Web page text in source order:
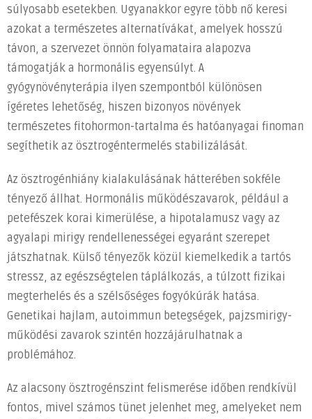
súlyosabb esetekben. Ugyanakkor egyre több nő keresi
azokat a természetes alternatívákat, amelyek hosszú
távon, a szervezet önnön folyamataira alapozva
támogatják a hormonális egyensúlyt. A
gyógynövényterápia ilyen szempontból különösen
ígéretes lehetőség, hiszen bizonyos növények
természetes fitohormon-tartalma és hatóanyagai finoman
segíthetik az ösztrogéntermelés stabilizálását.
Az ösztrogénhiány kialakulásának hátterében sokféle
tényező állhat. Hormonális működészavarok, például a
petefészek korai kimerülése, a hipotalamusz vagy az
agyalapi mirigy rendellenességei egyaránt szerepet
játszhatnak. Külső tényezők közül kiemelkedik a tartós
stressz, az egészségtelen táplálkozás, a túlzott fizikai
megterhelés és a szélsőséges fogyókúrák hatása.
Genetikai hajlam, autoimmun betegségek, pajzsmirigy-
működési zavarok szintén hozzájárulhatnak a
problémához.
Az alacsony ösztrogénszint felismerése időben rendkívül
fontos, mivel számos tünet jelenhet meg, amelyeket nem